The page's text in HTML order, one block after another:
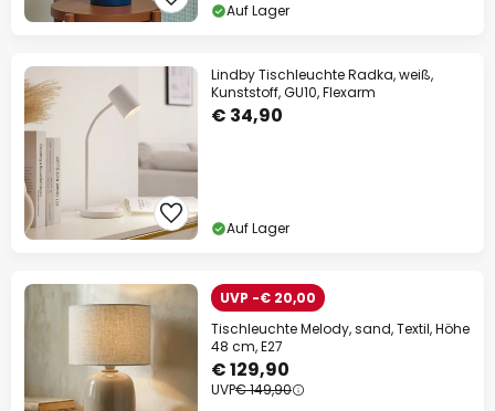
Auf Lager
Lindby Tischleuchte Radka, weiß,
Kunststoff, GU10, Flexarm
€ 34,90
Auf Lager
UVP -€ 20,00
Tischleuchte Melody, sand, Textil, Höhe
48 cm, E27
€ 129,90
UVP€ 149,90